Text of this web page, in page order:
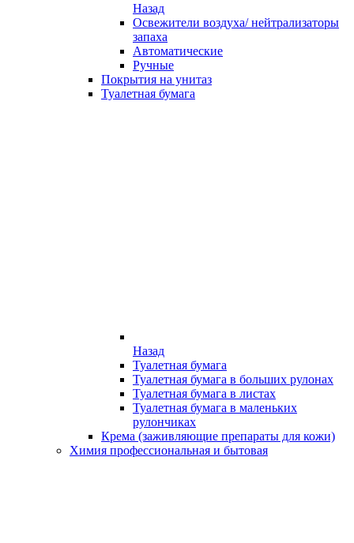
Назад
Освежители воздуха/ нейтрализаторы
запаха
Автоматические
Ручные
Покрытия на унитаз
Туалетная бумага
Назад
Туалетная бумага
Туалетная бумага в больших рулонах
Туалетная бумага в листах
Туалетная бумага в маленьких
рулончиках
Крема (заживляющие препараты для кожи)
Химия профессиональная и бытовая